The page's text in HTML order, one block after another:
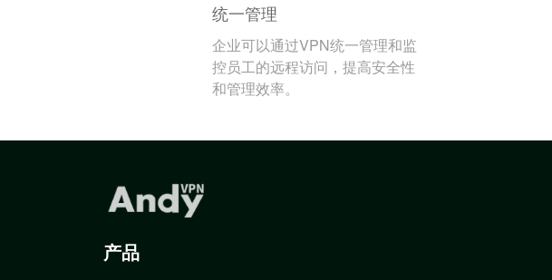
统一管理
企业可以通过VPN统一管理和监
控员工的远程访问，提高安全性
和管理效率。
产品